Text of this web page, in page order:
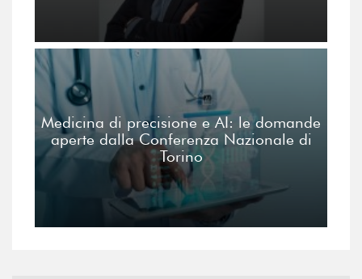
Medicina di precisione e AI: le domande
aperte dalla Conferenza Nazionale di
Torino